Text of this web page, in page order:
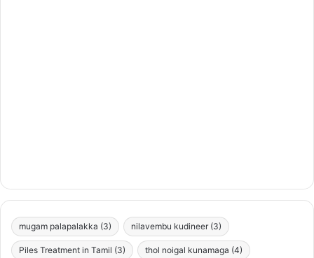
mugam palapalakka (3) nilavembu kudineer (3)
Piles Treatment in Tamil (3) thol noigal kunamaga (4)